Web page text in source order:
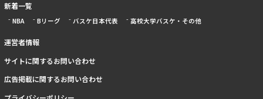
新着一覧
NBA Bリーグ バスケ日本代表 高校大学バスケ・その他
運営者情報
サイトに関するお問い合わせ
広告掲載に関するお問い合わせ